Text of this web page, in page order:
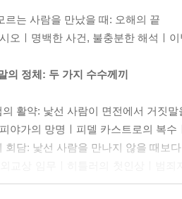
르는 사람을 만났을 때: 오해의 끝
오ㅣ명백한 사건, 불충분한 해석ㅣ
의 정체: 두 가지 수수께끼
의 활약: 낯선 사람이 면전에서 거짓
야가의 망명ㅣ피델 카스트로의 복수
회담: 낯선 사람을 만나지 않을 때보